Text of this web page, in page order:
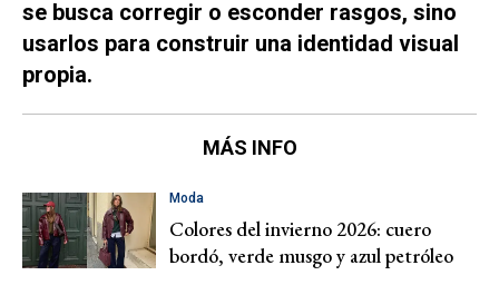
se busca corregir o esconder rasgos, sino
usarlos para construir una identidad visual
propia.
MÁS INFO
Moda
Colores del invierno 2026: cuero
bordó, verde musgo y azul petróleo